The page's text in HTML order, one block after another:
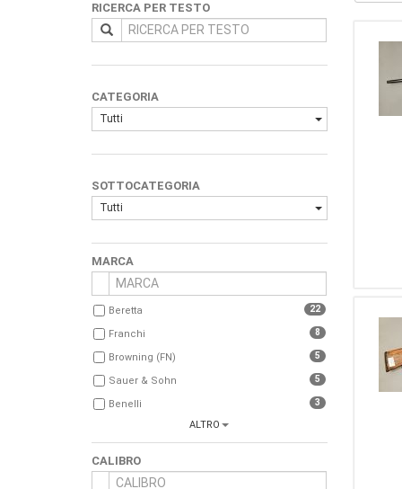
RICERCA PER TESTO
CATEGORIA
Tutti
SOTTOCATEGORIA
Tutti
MARCA
Beretta 22
Franchi 8
Browning (FN) 5
Sauer & Sohn 5
Benelli 3
Weatherby 3
ALTRO
CALIBRO